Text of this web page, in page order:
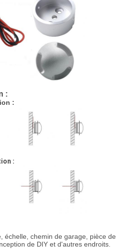
:
:
:
échelle, chemin de garage, pièce de
de DIY et d'autres endroits.